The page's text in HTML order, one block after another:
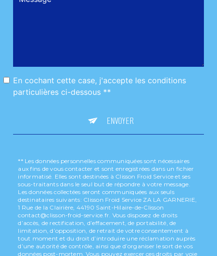
En cochant cette case, j'accepte les conditions
particulières ci-dessous **
ENVOYER
** Les données personnelles communiquées sont nécessaires
aux fins de vous contacter et sont enregistrées dans un fichier
informatisé. Elles sont destinées à Clisson Froid Service et ses
sous-traitants dans le seul but de répondre à votre message.
Les données collectées seront communiquées aux seuls
destinataires suivants: Clisson Froid Service ZA LA GARNERIE,
1 Rue de la Clairière, 44190 Saint-Hilaire-de-Clisson
contact@clisson-froid-service.fr. Vous disposez de droits
d’accès, de rectification, d’effacement, de portabilité, de
limitation, d’opposition, de retrait de votre consentement à
tout moment et du droit d’introduire une réclamation auprès
d’une autorité de contrôle, ainsi que d’organiser le sort de vos
données post-mortem. Vous pouvez exercer ces droits par voie